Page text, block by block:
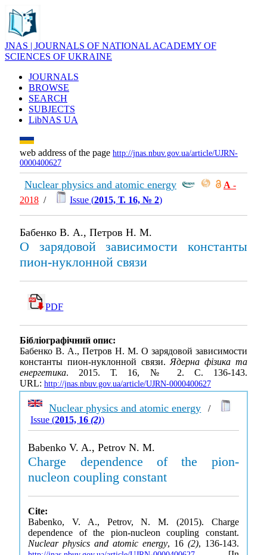
JNAS | JOURNALS OF NATIONAL ACADEMY OF
SCIENCES OF UKRAINE
JOURNALS
BROWSE
SEARCH
SUBJECTS
LibNAS UA
web address of the page http://jnas.nbuv.gov.ua/article/UJRN-
0000400627
Nuclear physics and atomic energy А -
2018 / Issue (2015, Т. 16, № 2)
Бабенко В. А., Петров Н. М.
О зарядовой зависимости константы
пион-нуклонной связи
PDF
Бібліографічний опис:
Бабенко В. А., Петров Н. М. О зарядовой зависимости
константы пион-нуклонной связи. Ядерна фізика та
енергетика. 2015. Т. 16, № 2. С. 136-143.
URL: http://jnas.nbuv.gov.ua/article/UJRN-0000400627
Nuclear physics and atomic energy /
Issue (2015, 16(2))
Babenko V. A., Petrov N. M.
Charge dependence of the pion-
nucleon coupling constant
Cite:
Babenko, V. A., Petrov, N. M. (2015). Charge
dependence of the pion-nucleon coupling constant.
Nuclear physics and atomic energy, 16 (2), 136-143.